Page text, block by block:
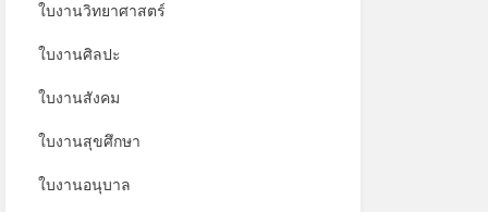
ใบงานวิทยาศาสตร์
ใบงานศิลปะ
ใบงานสังคม
ใบงานสุขศึกษา
ใบงานอนุบาล